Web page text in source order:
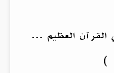
القرآن العظيم ...
)